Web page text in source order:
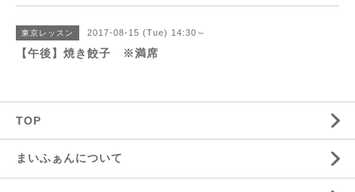
東京レッスン 2017-08-15 (Tue) 14:30～
【午後】焼き餃子 ※満席
TOP
まいふぁんについて